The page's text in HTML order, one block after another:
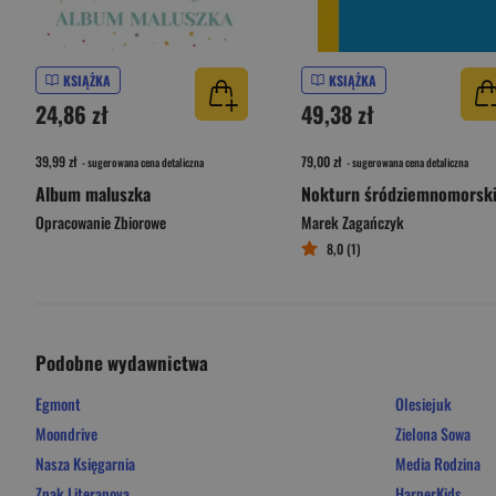
KSIĄŻKA
24,86 zł
39,99 zł - sugerowana cena detaliczna
Album maluszka
Opracowanie Zbiorowe
KSIĄŻKA
49,38 zł
79,00 zł - sugerowana cena detaliczna
Nokturn śródziemnomorski
Marek Zagańczyk
8,0 (1)
Podobne wydawnictwa
Egmont
Moondrive
Nasza Księgarnia
Olesiejuk
Zielona Sowa
Media Rodzina